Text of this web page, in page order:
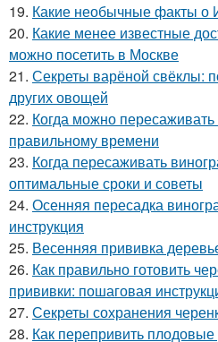
19. Какие необычные факты о
20. Какие менее известные
можно посетить в Москве
21. Секреты варёной свёклы:
других овощей
22. Когда можно
правильному времени
23. Когда пересаживать
оптимальные сроки и советы
24. Осенняя пересадка
инструкция
25. Весенняя прививка
26. Как правильно готовить
прививки: пошаговая
27. Секреты сохранения
28. Как перепривить